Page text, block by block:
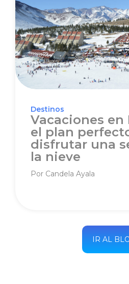
Destinos
Vacaciones en
el plan
disfrutar una
la nieve
Por Candela Ayala
IR AL